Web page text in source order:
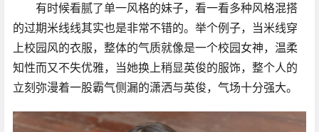
有时候看腻了单一风格的妹子，看一看多种风格混搭
的过期米线线其实也是非常不错的。举个例子，当米线穿
上校园风的衣服，整体的气质就像是一个校园女神，温柔
知性而又不失优雅，当她换上稍显英俊的服饰，整个人的
立刻弥漫着一股霸气侧漏的潇洒与英俊，气场十分强大。